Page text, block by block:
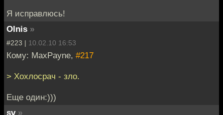
Я исправлюсь!
Olnis »
#223 | 10.02.10 16:53
Кому: MaxPayne, #217
> Хохлосрач - зло.
Еще один:)))
sv »